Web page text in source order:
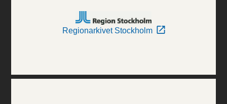
Regionarkivet Stockholm